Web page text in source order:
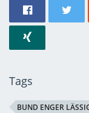
Tags
BUND ENGER